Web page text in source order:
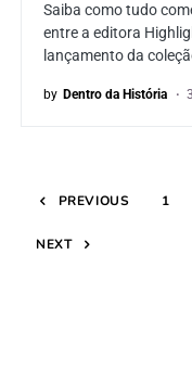
Saiba como tudo
entre a editora
lançamento da
by Dentro da História
PREVIOUS 1
NEXT